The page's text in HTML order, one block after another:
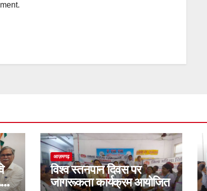
आज़मगढ़
विश्व स्तनपान दिवस पर
जागरूकता कार्यक्रम आयोजित